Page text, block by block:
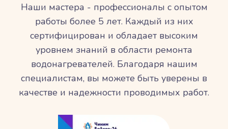
Наши мастера - профессионалы с опытом
работы более 5 лет. Каждый из них
сертифицирован и обладает высоким
уровнем знаний в области ремонта
водонагревателей. Благодаря нашим
специалистам, вы можете быть уверены в
качестве и надежности проводимых работ.